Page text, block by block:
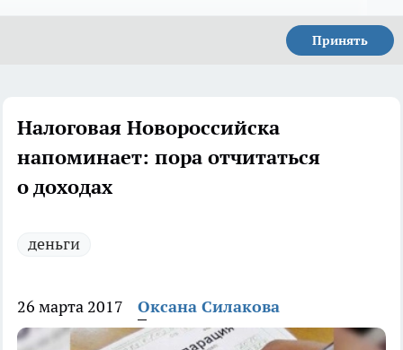
Принять
Налоговая Новороссийска
напоминает: пора отчитаться
о доходах
деньги
26 марта 2017 Оксана Силакова